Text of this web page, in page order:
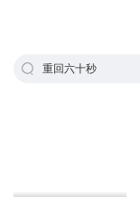
重回六十秒